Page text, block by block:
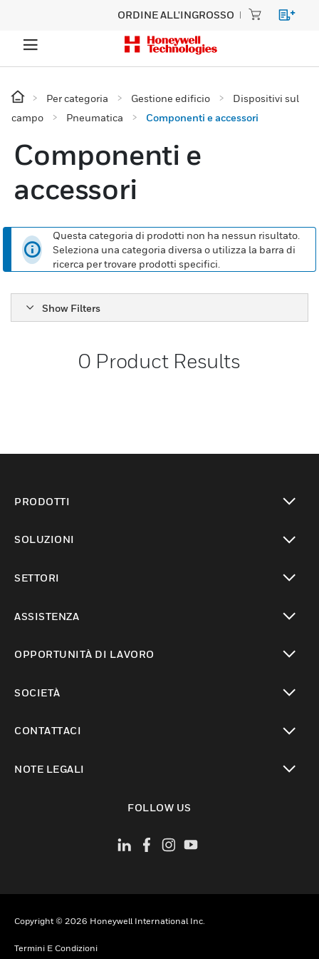
ORDINE ALL'INGROSSO
Per categoria Gestione edificio
Dispositivi sul
campo
Pneumatica Componenti e accessori
Componenti e
accessori
Questa categoria di prodotti non ha nessun risultato.
Seleziona una categoria diversa o utilizza la barra di
ricerca per trovare prodotti specifici.
Show Filters
0 Product Results
PRODOTTI
SOLUZIONI
SETTORI
ASSISTENZA
OPPORTUNITÀ DI LAVORO
SOCIETÀ
CONTATTACI
NOTE LEGALI
FOLLOW US
Copyright © 2026 Honeywell International Inc.
Termini E Condizioni